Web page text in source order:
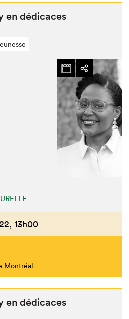
en dédicaces
13h00
Montréal
en dédicaces